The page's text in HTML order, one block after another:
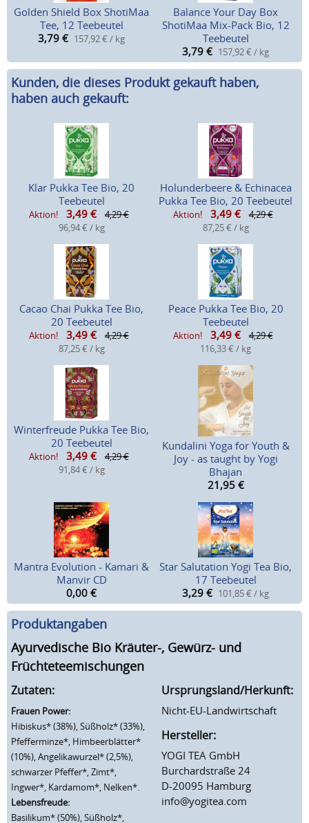
Golden Shield Box ShotiMaa
Tee, 12 Teebeutel
3,79 € 157,92 € / kg
Balance Your Day Box
ShotiMaa Mix-Pack Bio, 12
Teebeutel
3,79 € 157,92 € / kg
Kunden, die dieses Produkt gekauft haben,
haben auch gekauft:
Klar Pukka Tee Bio, 20
Teebeutel
Aktion! 3,49 €
4,29 €
96,94 € / kg
Holunderbeere & Echinacea
Pukka Tee Bio, 20 Teebeutel
Aktion! 3,49 €
4,29 €
87,25 € / kg
Cacao Chai Pukka Tee Bio,
20 Teebeutel
Aktion! 3,49 €
4,29 €
87,25 € / kg
Peace Pukka Tee Bio, 20
Teebeutel
Aktion! 3,49 €
4,29 €
116,33 € / kg
Winterfreude Pukka Tee Bio,
20 Teebeutel
Aktion! 3,49 €
4,29 €
91,84 € / kg
Kundalini Yoga for Youth &
Joy - as taught by Yogi
Bhajan
21,95 €
Mantra Evolution - Kamari &
Manvir CD
0,00 €
Star Salutation Yogi Tea Bio,
17 Teebeutel
3,29 € 101,85 € / kg
Produktangaben
Ayurvedische Bio Kräuter-, Gewürz- und
Früchteteemischungen
Zutaten:
Frauen Power:
Hibiskus* (38%), Süßholz* (33%),
Pfefferminze*, Himbeerblätter*
(10%), Angelikawurzel* (2,5%),
schwarzer Pfeffer*, Zimt*,
Ingwer*, Kardamom*, Nelken*.
Lebensfreude:
Basilikum* (50%), Süßholz*,
Ursprungsland/Herkunft:
Nicht-EU-Landwirtschaft
Hersteller:
YOGI TEA GmbH
Burchardstraße 24
D-20095 Hamburg
info@yogitea.com